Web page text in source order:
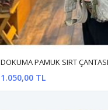
DOKUMA PAMUK SIRT ÇANTASI
1.050,00 TL